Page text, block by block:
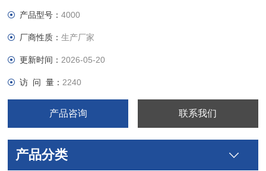
产品型号：4000
厂商性质：生产厂家
更新时间： 2026-05-20
访 问 量： 2240
产品咨询 联系我们
产品分类